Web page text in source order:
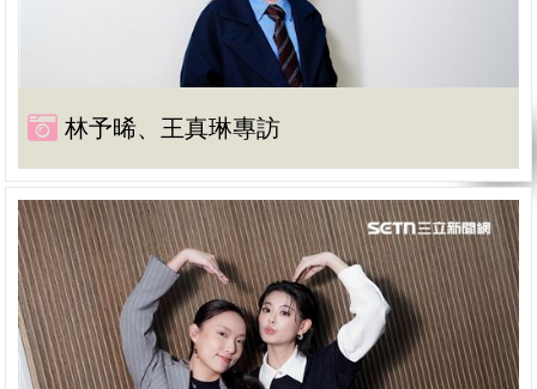
林予晞、王真琳專訪